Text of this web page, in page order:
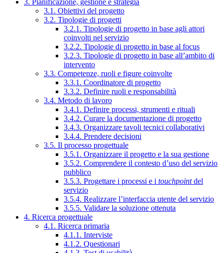
3. Pianificazione, gestione e strategia
3.1. Obiettivi del progetto
3.2. Tipologie di progetti
3.2.1. Tipologie di progetto in base agli attori
coinvolti nel servizio
3.2.2. Tipologie di progetto in base al focus
3.2.3. Tipologie di progetto in base all’ambito di
intervento
3.3. Competenze, ruoli e figure coinvolte
3.3.1. Coordinatore di progetto
3.3.2. Definire ruoli e responsabilità
3.4. Metodo di lavoro
3.4.1. Definire processi, strumenti e rituali
3.4.2. Curare la documentazione di progetto
3.4.3. Organizzare tavoli tecnici collaborativi
3.4.4. Prendere decisioni
3.5. Il processo progettuale
3.5.1. Organizzare il progetto e la sua gestione
3.5.2. Comprendere il contesto d’uso del servizio
pubblico
3.5.3. Progettare i processi e i touchpointdel
servizio
3.5.4. Realizzare l’interfaccia utente del servizio
3.5.5. Validare la soluzione ottenuta
4. Ricerca progettuale
4.1. Ricerca primaria
4.1.1. Interviste
4.1.2. Questionari